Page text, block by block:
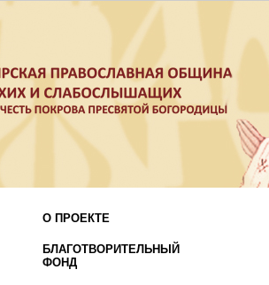
О ПРОЕКТЕ
БЛАГОТВОРИТЕЛЬНЫЙ
ФОНД